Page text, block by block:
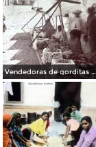
Vendedoras de gorditas Ciudad de México.